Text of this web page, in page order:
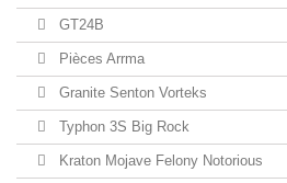
GT24B
Pièces Arrma
Granite Senton Vorteks
Typhon 3S Big Rock
Kraton Mojave Felony Notorious